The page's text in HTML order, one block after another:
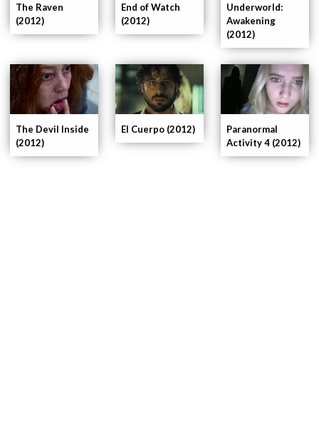
Paranormal
Activity 4 (2012)
El Cuerpo (2012)
The Devil Inside
(2012)
Underworld:
Awakening
(2012)
End of Watch
(2012)
The Raven
(2012)